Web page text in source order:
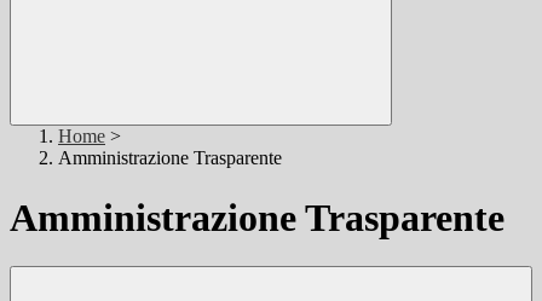
Home >
Amministrazione Trasparente
Amministrazione Trasparente